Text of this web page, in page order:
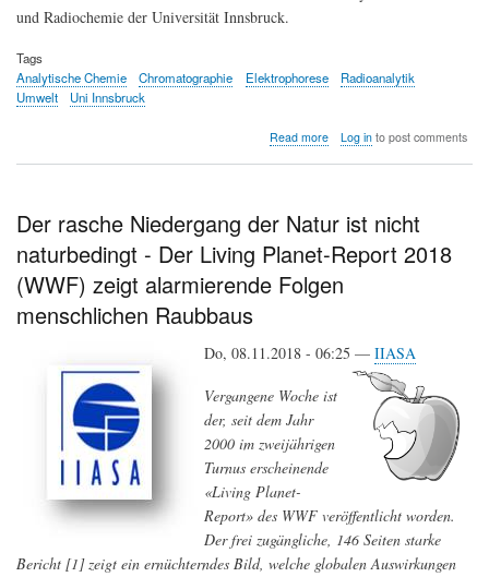
und Radiochemie der Universität Innsbruck.
Tags
Analytische Chemie
Chromatographie Elektrophorese
Radioanalytik
Umwelt
Uni Innsbruck
Read moreabout
Log into post comments
Der rasche Niedergang der Natur ist nicht
naturbedingt - Der Living Planet-Report 2018
(WWF) zeigt alarmierende Folgen
menschlichen Raubbaus
Do, 08.11.2018 - 06:25 — IIASA
Vergangene Woche ist
der, seit dem Jahr
2000 im zweijährigen
Turnus erscheinende
«Living Planet-
Report» des WWF veröffentlicht worden.
Der frei zugängliche, 146 Seiten starke
Bericht [1] zeigt ein ernüchterndes Bild, welche globalen Auswirkungen